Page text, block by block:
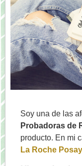
Soy una de las
Probadoras de
producto. En mi
La Roche Posay